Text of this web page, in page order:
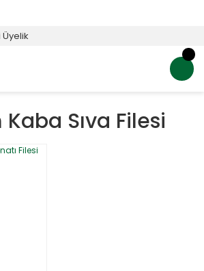
Üyelik
Kaba Sıva Filesi